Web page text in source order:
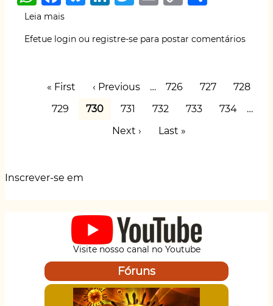
h
at
p
a
c
e
o
o
lu
e
y
n
k
n
w
it
te
m
ai
l
o
p
k
ar
Leia mais
aérea
venenos
agrícloas
Efetue login ou registre-se para postar comentários
Primeira
« First
Página
‹ Previous … Page
726 Page
727 Page
728
Page
729
Página
730 Page
731 Page
732 Page
733 Page
734
…
Próxima
Next ›
Última
Last »
Inscrever-se em
Visite nosso canal no Youtube
Fóruns